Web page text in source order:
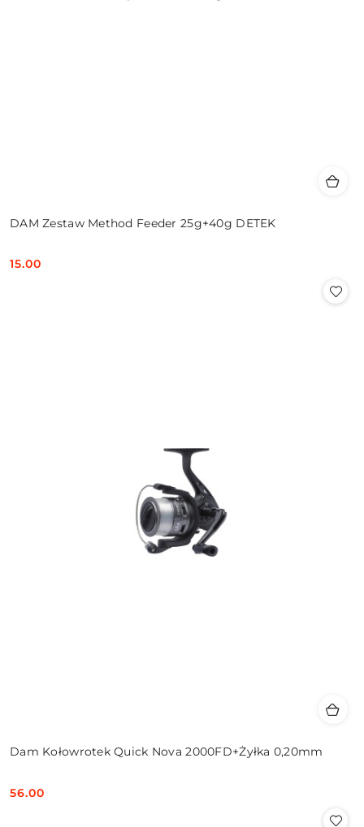
DAM Zestaw Method Feeder 25g+40g DETEK
Cena:
15.00
Dam Kołowrotek Quick Nova 2000FD+Żyłka 0,20mm
Cena:
56.00